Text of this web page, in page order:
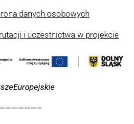
danych osobowych
i uczestnictwa w projekcie